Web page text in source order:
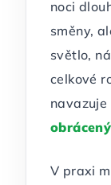
noci
směny,
světlo,
celkové
V praxi